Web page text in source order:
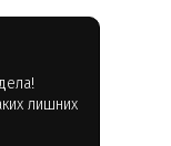
лишних